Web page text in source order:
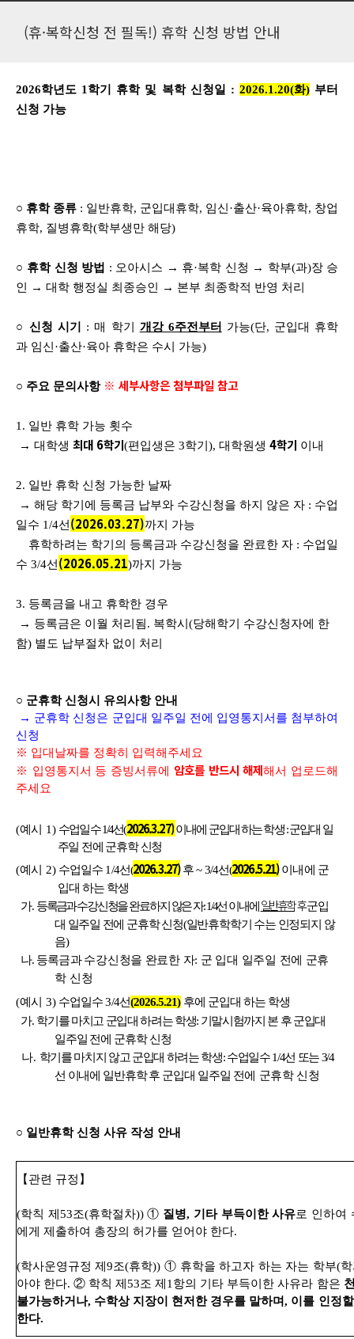
(휴·복학신청 전 필독!) 휴학 신청 방법 안내
2026학년도 1학기 휴학 및 복학 신청일 : 2026.1.20(화)부터
신청 가능
○ 휴학 종류 : 일반휴학, 군입대휴학, 임신 ·출산·육아휴학, 창업
휴학, 질병휴학(학부생만 해당)
○ 휴학 신청 방법 : 오아시스 → 휴·복학 신청 → 학부(과)장 승
인
→ 대학 행정실 최종승인 → 본부 최종학적 반영 처리
○ 신청 시기 : 매 학기 개강 6주전부터
가능(단, 군입대 휴학
과 임신·출산·육아 휴학은 수시 가능)
○ 주요 문의사항 ※ 세부사항은 첨부파일 참고
1. 일반 휴학 가능 횟수
→ 대학생 최대 6학기(편입생은 3학기), 대학원생 4학기 이내
2. 일반 휴학 신청 가능한 날짜
→ 해당 학기에 등록금 납부와 수강신청을 하지 않은 자 : 수업
일수 1/4선 (2026.03.27)까지 가능
휴학하려는 학기의 등록금과 수강신청을 완료한 자 : 수업일
수 3/4선 (2026.05.21)까지 가능
3. 등록금을 내고 휴학한 경우
→ 등록금은 이월 처리됨. 복학시(당해학기 수강신청자에 한
함) 별도 납부절차 없이 처리
○ 군휴학 신청시 유의사항 안내
→ 군휴학 신청은 군입대 일주일 전에 입영통지서를 첨부하여
신청
※ 입대날짜를 정확히 입력해주세요
※ 입영통지서 등 증빙서류에 암호를 반드시 해제해서 업로드해
주세요
(예시 1) 수업일수1/4선(2026.3.27)이내에 군입대 하는 학생:군입대 일
주일 전에 군휴학 신청
(예시 2) 수업일수 1/4선(2026.3.27)후~ 3/4선(2026.5.21)이내에 군
입대 하는 학생
가. 등록금과수강신청을 완료하지 않은 자: 1/4선 이내에 일반휴학후군입
대 일주일 전에 군휴학 신청(일반휴학학기 수는 인정되지 않
음)
나. 등록금과 수강신청을 완료한 자: 군 입대 일주일 전에 군휴
학 신청
(예시 3) 수업일수3/4선(2026.5.21)후에 군입대 하는 학생
가. 학기를 마치고 군입대 하려는 학생: 기말시험까지 본 후 군입대
일주일 전에 군휴학 신청
나. 학기를 마치지 않고 군입대 하려는 학생:수업일수1/4선 또는3/4
선 이내에 일반휴학 후 군입대 일주일 전에 군휴학 신청
○ 일반휴학 신청 사유 작성 안내
【관련 규정】
(학칙 제53조(휴학절차)) ① 질병, 기타 부득이한 사유로 인하여
에게 제출하여 총장의 허가를 얻어야 한다.
(학사운영규정 제9조(휴학)) ① 휴학을 하고자 하는 자는 학부(
아야 한다. ② 학칙 제53조 제1항의 기타 부득이 한 사유라 함은
불가능하거나, 수학상 지장이 현저한 경우를 말하며, 이를 인정
한다.